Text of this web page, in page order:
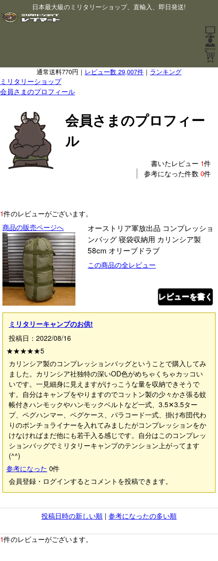
日本最大級のミリタリーショップ、直輸入、即日発送!
通常送料770円｜ レビュー数 29,007件 ｜ ランキング
ミリタリーショップ
会員さまのプロフィール
会員さまのプロフィー
ル
書いたレビュー 1件
参考になった件数 0件
1件のレビューがございます。
商品の販売ページへ
オーストリア軍放出品 コンプレッショ
ンバッグ 寝袋収納用 カリンシア製
58cm オリーブドラブ
この商品の全レビュー
レビューを書く
ミリタリーキャンプのお供!
投稿日：2022/08/16
★★★★★5
カリンシア製のコンプレッションバッグということで購入してみ
ました。カリンシア社独特の深いOD色がめちゃくちゃカッコい
いです。一見細身に見えますがけっこうな量を収納できそうで
す。自分はキャンプをやりますのでコットン製の少々かさ張る蚊
帳付きハンモックやハンモックベルトなど一式、3.5✕3.5ター
プ、ペグハンマー、ペグケース、パラコード一式、掛け布団代わ
りのポンチョライナーを入れてみましたがコンプレッションをか
けなければまだ他にも若干入る感じです。自分はこのコンプレッ
ションバッグでミリタリーキャンプのテンション上がってます
(^^)
参考になった 0件
会員登録・ログインするとコメントを投稿できます。
投稿日時の新しい順 | 参考になったの多い順
1件のレビューがございます。